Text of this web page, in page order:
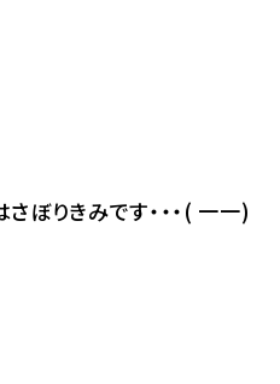
ぼりきみです・・・( 一一)